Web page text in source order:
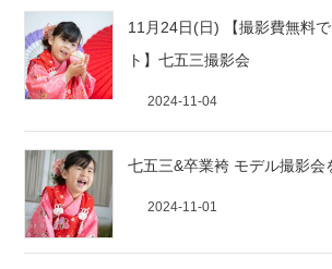
11月24日(日) 【撮影費無料
ト】七五三撮影会
2024-11-04
七五三&卒業袴 モデル撮影会
2024-11-01